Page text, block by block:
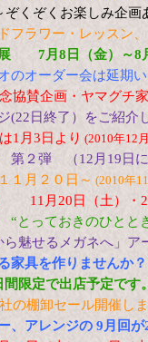
ぞくぞくお楽しみ企画
フラワー・レッスン
7月8日（金）～8
のオーダー会は延期
協賛企画・ヤマグチ
(22日終了）をご紹介
1月3日より (2010年12
第２弾 （12月19日
月２０日～ (2010年
11月20日（土）・
“とっておきのひと
魅せるメガネへ」
家具を作りませんか
限定で出店予定です
の棚卸セール開催し
、アレンジの 9月回